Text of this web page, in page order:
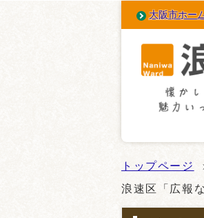
大阪市ホー
トップページ
浪速区「広報